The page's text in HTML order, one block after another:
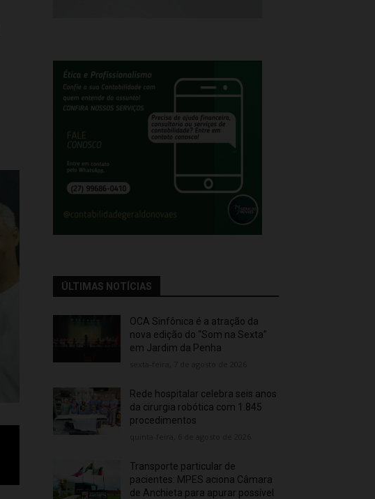
ÚLTIMAS NOTÍCIAS
OCA Sinfônica é a atração da
nova edição do “Som na Sexta”
em Jardim da Penha
Rede hospitalar celebra seis anos
da cirurgia robótica com 1.845
procedimentos
Transporte particular de
pacientes: MPES aciona Câmara
de Anchieta para apurar possível